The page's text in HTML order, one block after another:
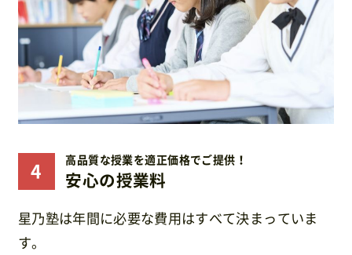
高品質な授業を適正価格でご提供！
安心の授業料
星乃塾は年間に必要な費用はすべて決まっていま
す。